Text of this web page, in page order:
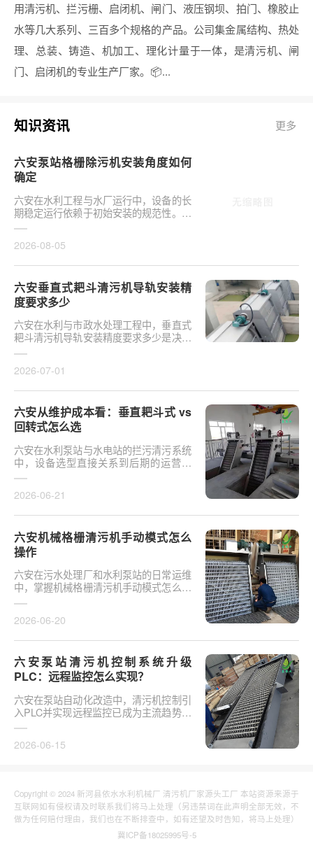
用清污机、拦污栅、启闭机、闸门、液压钢坝、拍门、橡胶止
水等几大系列、三百多个规格的产品。公司集金属结构、热处
理、总装、铸造、机加工、理化计量于一体，是清污机、闸
门、启闭机的专业生产厂家。📦...
知识资讯 更多
六安泵站格栅除污机安装角度如何
确定
六安在水利工程与水厂运行中，设备的长
期稳定运行依赖于初始安装的规范性。对
于泵站核心拦污设备而言，其倾斜度直接
2026-08-05
六安垂直式耙斗清污机导轨安装精
度要求多少
六安在水利与市政水处理工程中，垂直式
耙斗清污机导轨安装精度要求多少是决定
设备运行平稳性的核心**。导轨作为耙斗
2026-07-01
六安从维护成本看：垂直耙斗式 vs
回转式怎么选
六安在水利泵站与水电站的拦污清污系统
中，设备选型直接关系到后期的运营开
支。探讨从维护成本看：垂直耙斗式 vs
2026-06-21
六安机械格栅清污机手动模式怎么
操作
六安在污水处理厂和水利泵站的日常运维
中，掌握机械格栅清污机手动模式怎么操
作是保障设备稳定运行的基础环节。以某
2026-06-20
六安泵站清污机控制系统升级
PLC：远程监控怎么实现？
六安在泵站自动化改造中，清污机控制引
入PLC并实现远程监控已成为主流趋势。
传统清污机多采用继电器硬接线，无法实
2026-06-15
Copyright © 2024 新河县依水水利机械厂 清污机厂家源头工厂 本站资源来源于
互联网如有侵权请及时联系我们将马上处理（另违禁词在此声明全部无效，不
做为任何赔付理由，我们也在不断排查中，如有还望及时告知，将马上处理）
冀ICP备18025995号-5